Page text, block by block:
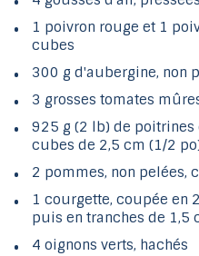
1 poivron rouge et 1
cubes
300 g d'aubergine, non
3 grosses tomates
925 g (2 lb) de
cubes de 2,5 cm (1/2
2 pommes, non pelées,
1 courgette, coupée en
puis en tranches de 1,5
4 oignons verts, hachés